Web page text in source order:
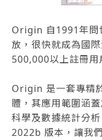
Origin 自1991年問
放，很快就成為國
500,000以上註冊用
Origin 是一套專精
體，其應用範圍涵
科學及數據統計分
2022b 版本，讓我